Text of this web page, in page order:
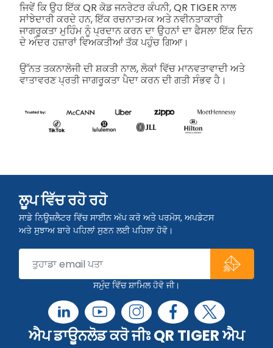
ਜਿਵੇਂ ਕਿ ਉਹ ਇੱਕ QR ਕੋਡ ਜਨਰੇਟਰ ਕੰਪਨੀ, QR TIGER ਨਾਲ
ਸਾਂਝੇਦਾਰੀ ਕਰਦੇ ਹਨ, ਇੱਕ ਰਚਨਾਤਮਕ ਅਤੇ ਨਵੀਨਤਾਕਾਰੀ
ਜਾਗਰੂਕਤਾ ਮੁਹਿੰਮ ਨੂੰ ਪ੍ਰਦਾਨ ਕਰਨ ਦਾ ਉਹਨਾਂ ਦਾ ਫੈਸਲਾ ਇੱਕ ਦਿਨ
ਦੇ ਅੰਦਰ ਹਜ਼ਾਰਾਂ ਵਿਅਕਤੀਆਂ ਤੱਕ ਪਹੁੰਚ ਗਿਆ।
ਉੱਨਤ ਤਕਨਾਲੋਜੀ ਦੀ ਸ਼ਕਤੀ ਨਾਲ, ਲੋਕਾਂ ਵਿੱਚ ਮਾਨਵਤਾਵਾਦੀ ਅਤੇ
ਵਾਤਾਵਰਣ ਪ੍ਰਤੀ ਜਾਗਰੂਕਤਾ ਪੈਦਾ ਕਰਨ ਦੀ ਗਤੀ ਸੰਭਵ ਹੈ।
ਲੂਪ ਵਿੱਚ ਰਹੋ ਰਹੋ
ਸਾਡੇ ਨਿਊਜ਼ਲੈਟਰ ਵਿੱਚ ਸਾਈਨ ਅੱਪ ਕਰੋ ਅਤੇ ਪਰਮੋਸ, ਅਪਡੇਟਸ
ਅਤੇ ਸੁਝਾਅ ਬਾਰੇ ਪਹਿਲਾਂ ਸੁਣਨ ਲਈ ਪਹਿਲਾ ਹੋਵੋ।
ਸਮੁੰਦ ਵਿੱਚ ਸ਼ਾਮਿਲ ਹੋਵੋ ਜੀ।
ਐਪ ਡਾਊਨਲੋਡ ਕਰੋ ਜੀਃ QR TIGER ਐਪ